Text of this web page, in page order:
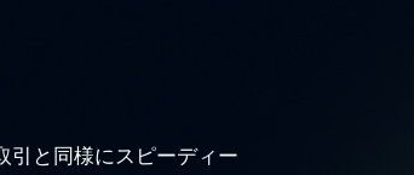
引と同様にスピーディー